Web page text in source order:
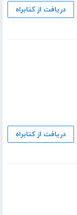
دریافت از کتابراه
دریافت از کتابراه